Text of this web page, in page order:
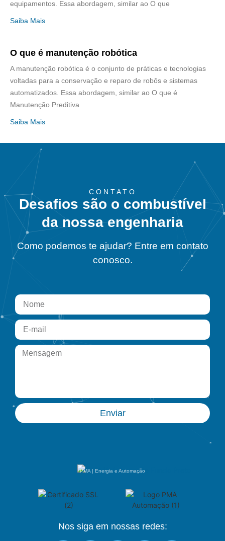
equipamentos. Essa abordagem, similar ao O que
Saiba Mais
O que é manutenção robótica
A manutenção robótica é o conjunto de práticas e tecnologias
voltadas para a conservação e reparo de robôs e sistemas
automatizados. Essa abordagem, similar ao O que é
Manutenção Preditiva
Saiba Mais
CONTATO
Desafios são o combustível
da nossa engenharia
Como podemos te ajudar? Entre em contato
conosco.
Enviar
PMA | Energia e Automação
Nos siga em nossas redes: